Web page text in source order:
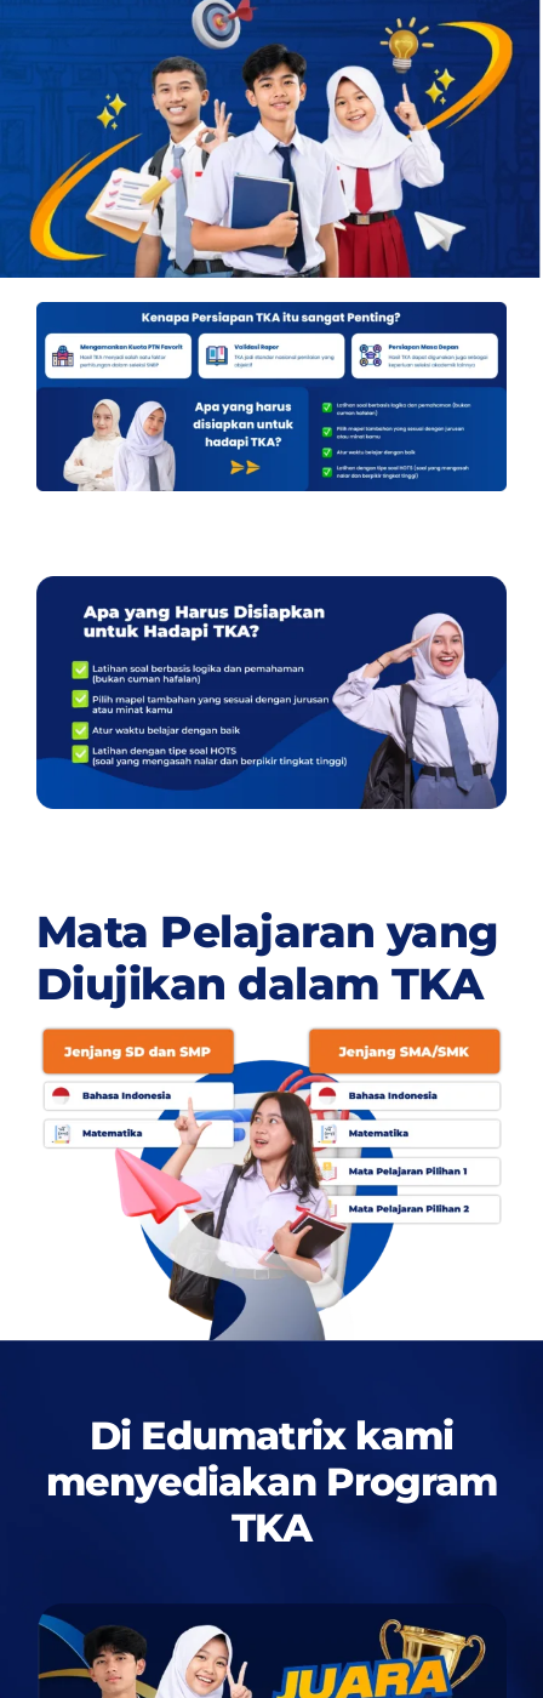
OUR PROGRAM
REGISTRATION
CONTACT US
Mata Pelajaran yang
Diujikan dalam TKA
Di Edumatrix kami
menyediakan Program
TKA